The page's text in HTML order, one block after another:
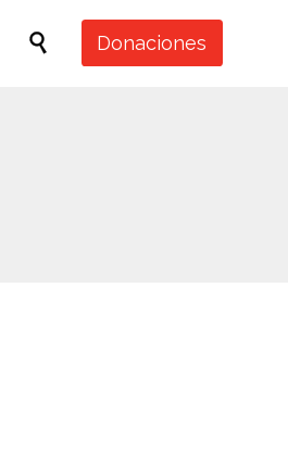
Skip Donaciones